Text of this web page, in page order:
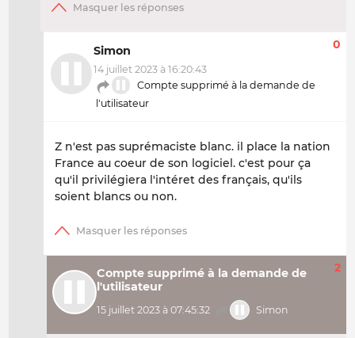
Simon
14 juillet 2023 à 16:20:43
Compte supprimé à la demande de
l'utilisateur
0
Z n'est pas suprémaciste blanc. il place la nation
France au coeur de son logiciel. c'est pour ça
qu'il privilégiera l'intéret des français, qu'ils
soient blancs ou non.
Compte supprimé à la demande de
l'utilisateur
15 juillet 2023 à 07:45:32 Simon
2